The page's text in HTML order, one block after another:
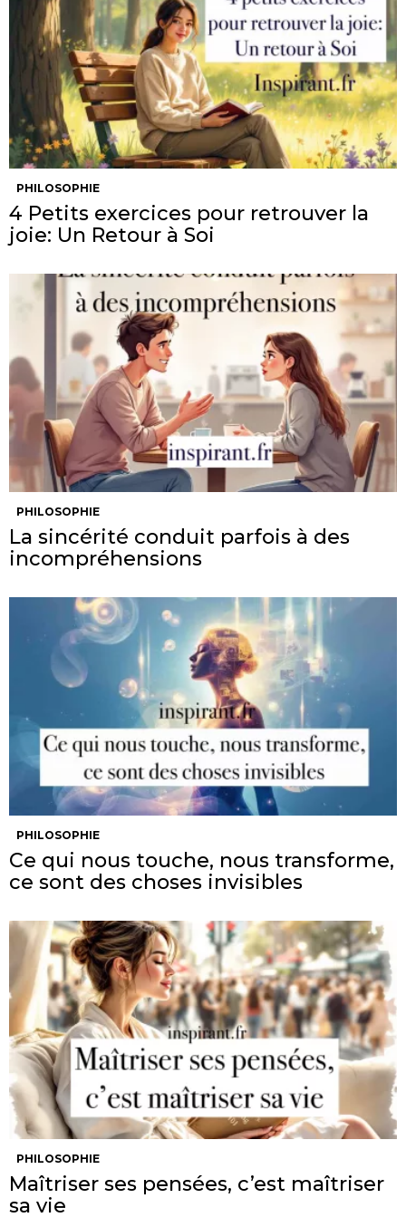
PHILOSOPHIE
4 Petits exercices pour retrouver la
joie: Un Retour à Soi
PHILOSOPHIE
La sincérité conduit parfois à des
incompréhensions
PHILOSOPHIE
Ce qui nous touche, nous transforme,
ce sont des choses invisibles
PHILOSOPHIE
Maîtriser ses pensées, c’est maîtriser
sa vie